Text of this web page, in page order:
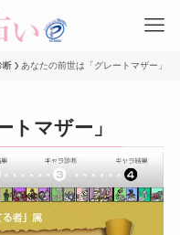
断 あなたの前世は「グレートマザー」
トマザー」